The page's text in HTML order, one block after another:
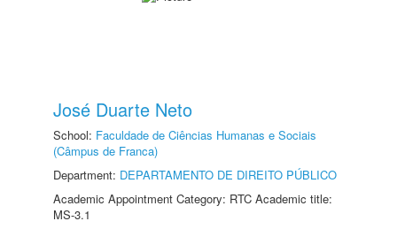
José Duarte Neto
School: Faculdade de Ciências Humanas e Sociais
(Câmpus de Franca)
Department: DEPARTAMENTO DE DIREITO PÚBLICO
Academic Appointment Category: RTC Academic title:
MS-3.1